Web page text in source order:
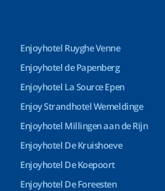
Enjoyhotel Ruyghe Venne
Enjoyhotel de Papenberg
Enjoyhotel La Source Epen
Enjoy Strandhotel Wemeldinge
Enjoyhotel Millingen aan de Rijn
Enjoyhotel De Kruishoeve
Enjoyhotel De Koepoort
Enjoyhotel De Foreesten